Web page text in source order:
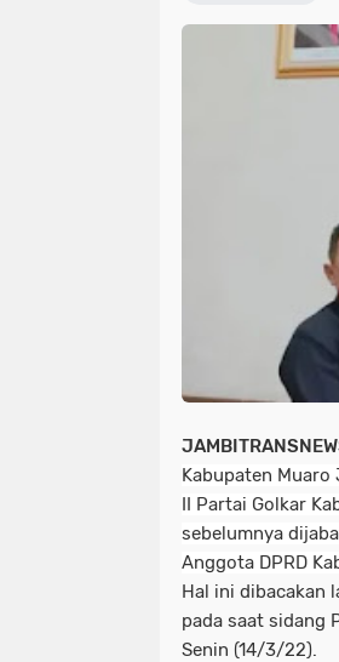
Kabupaten
II Partai Golkar
sebelumnya
Anggota DPRD
Hal ini dibacakan
pada saat sidang
Senin (14/3/22).